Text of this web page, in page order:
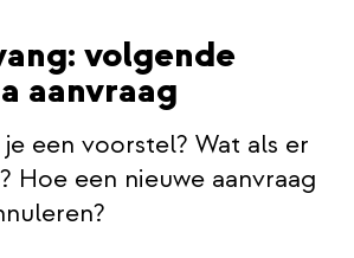
volgende
aanvraag
een voorstel? Wat als er
Hoe een nieuwe aanvraag